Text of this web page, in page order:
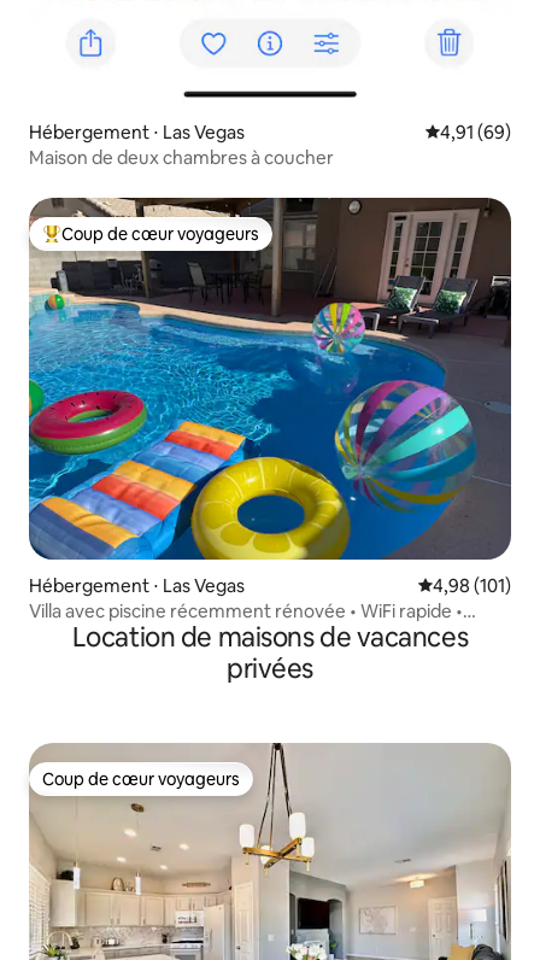
Hébergement ⋅ Las Vegas Évaluation
4,91 (69)
Maison de deux chambres à coucher
Coups de cœur voyageurs les plus appréciés
Coup de cœur voyageurs
Hébergement ⋅ Las Vegas Évaluation
4,98 (101)
Villa avec piscine récemment rénovée • WiFi rapide •
Summerlin
Location de maisons de vacances
privées
Coup de cœur voyageurs
Coup de cœur voyageurs